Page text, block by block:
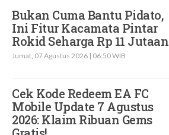
Bukan Cuma Bantu Pidato,
Ini Fitur Kacamata Pintar
Rokid Seharga Rp 11 Jutaan
Jumat, 07 Agustus 2026 | 06:50 WIB
Cek Kode Redeem EA FC
Mobile Update 7 Agustus
2026: Klaim Ribuan Gems